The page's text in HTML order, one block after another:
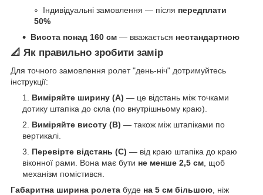
Індивідуальні замовлення — після передплати
50%
Висота понад 160 см — вважається нестандартною
📐 Як правильно зробити замір
Для точного замовлення ролет "день-ніч" дотримуйтесь
інструкції:
Виміряйте ширину (A) — це відстань між точками
дотику штапіка до скла (по внутрішньому краю).
Виміряйте висоту (B) — також між штапіками по
вертикалі.
Перевірте відстань (C) — від краю штапіка до краю
віконної рами. Вона має бути не менше 2,5 см , щоб
механізм помістився.
Габаритна ширина ролета буде на 5 см більшою , ніж